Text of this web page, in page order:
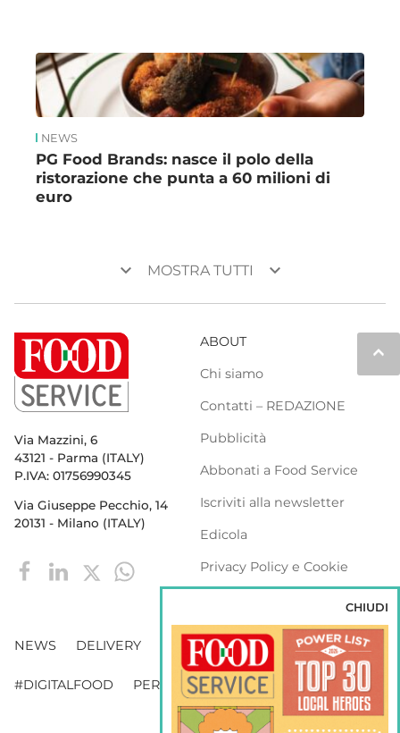
NEWS
PG Food Brands: nasce il polo della
ristorazione che punta a 60 milioni di
euro
keyboard_arrow_down MOSTRA TUTTI keyboard_arrow_down
keyboard_arrow_up
Via Mazzini, 6
43121 - Parma (ITALY)
P.IVA: 01756990345
Via Giuseppe Pecchio, 14
20131 - Milano (ITALY)
ABOUT
Chi siamo
Contatti – REDAZIONE
Pubblicità
Abbonati a Food Service
Iscriviti alla newsletter
Edicola
Privacy Policy e Cookie
NEWS DELIVERY DISTRIBUZIONE
#DIGITALFOOD PERSONE WEBINAR VENDING
CHIUDI